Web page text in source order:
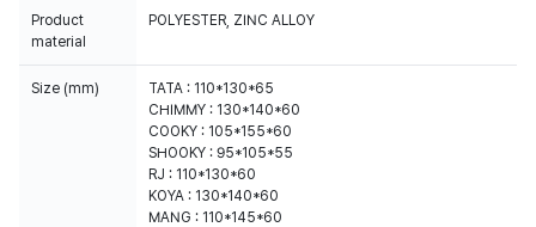
Product
material
POLYESTER, ZINC ALLOY
Size (mm)
TATA : 110*130*65
CHIMMY : 130*140*60
COOKY : 105*155*60
SHOOKY : 95*105*55
RJ : 110*130*60
KOYA : 130*140*60
MANG : 110*145*60